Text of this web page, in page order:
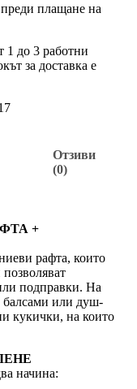
плащане на
1 до 3 работни
за доставка е
Отзиви
(0)
+
рафта, които
подправки. На
балсами или душ-
кукички, на които
начина: